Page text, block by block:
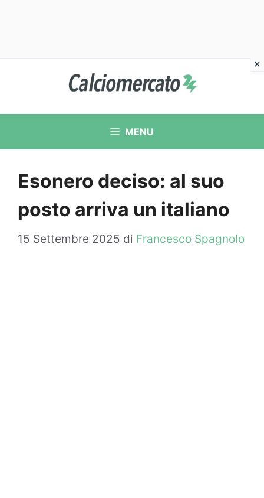
contenuto
MENU
Esonero deciso: al suo
posto arriva un italiano
15 Settembre 2025 di Francesco Spagnolo